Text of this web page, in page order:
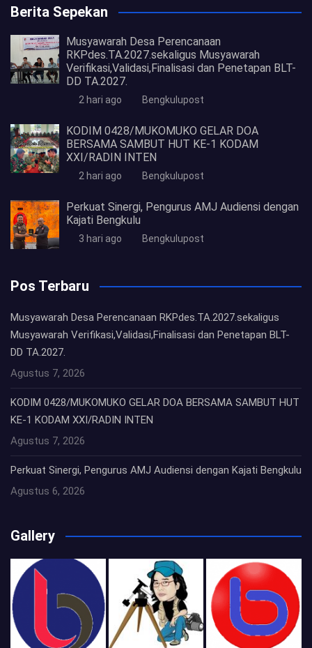
Berita Sepekan
Musyawarah Desa Perencanaan
RKPdes.TA.2027.sekaligus Musyawarah
Verifikasi,Validasi,Finalisasi dan Penetapan BLT-
DD TA.2027.
2 hari ago Bengkulupost
KODIM 0428/MUKOMUKO GELAR DOA
BERSAMA SAMBUT HUT KE-1 KODAM
XXI/RADIN INTEN
2 hari ago Bengkulupost
Perkuat Sinergi, Pengurus AMJ Audiensi dengan
Kajati Bengkulu
3 hari ago Bengkulupost
Pos Terbaru
Musyawarah Desa Perencanaan RKPdes.TA.2027.sekaligus
Musyawarah Verifikasi,Validasi,Finalisasi dan Penetapan BLT-
DD TA.2027.
Agustus 7, 2026
KODIM 0428/MUKOMUKO GELAR DOA BERSAMA SAMBUT HUT
KE-1 KODAM XXI/RADIN INTEN
Agustus 7, 2026
Perkuat Sinergi, Pengurus AMJ Audiensi dengan Kajati Bengkulu
Agustus 6, 2026
Gallery